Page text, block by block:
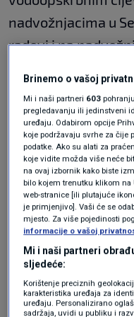
nadvožnjacima u
radovi i na
Tomislav Tomašević
"Radovi
provoditi
I dok iz Grada
odgađanje
Marušić smatra
ne treba kriviti za
upozorava da se
učinkovitije.
Brinemo o vašoj
Mi i naši partneri 603
pregledavanju ili jedinstveni
uređaju. Odabirom opcije
koje podržavaju svrhe za čije
podatke. Ako su alati za
koje vidite možda više neće
na ovaj izbornik kako biste
bilo kojem trenutku klikom na
web-stranice [ili plutajuće
je primjenjivo]. Vaši će se
mjesto. Za više pojedinosti
informacije o vašoj
Mi i naši partneri
sljedeće:
Korištenje preciznih
karakteristika uređaja za
uređaju. Personalizirano
sadržaja, uvidi u publiku i